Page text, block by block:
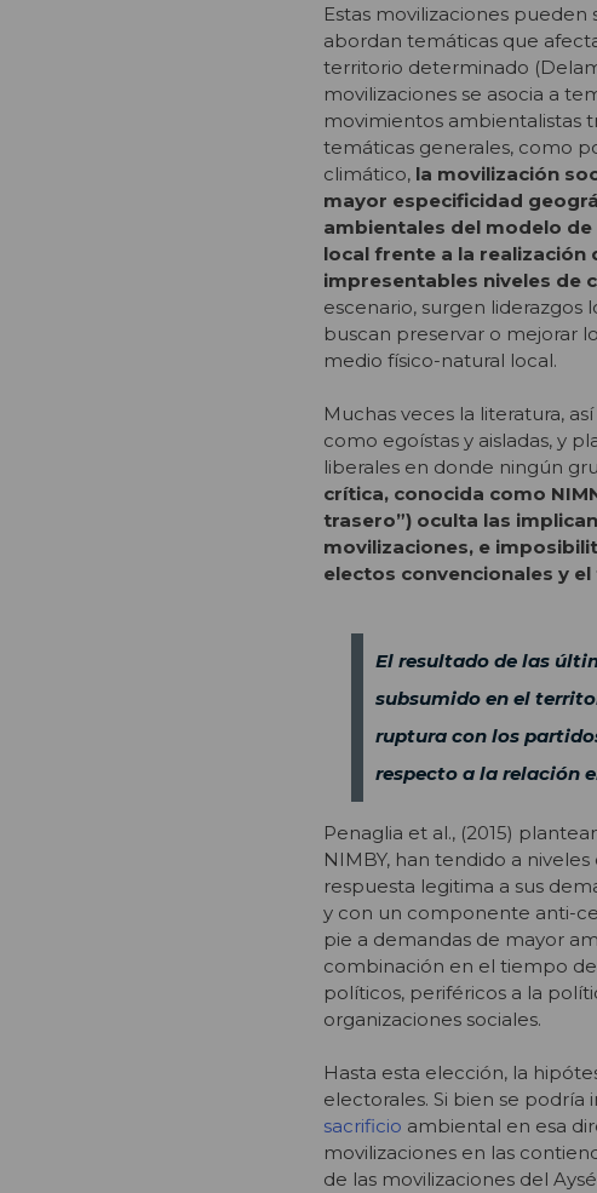
Estas movilizaciones
abordan temáticas que
territorio determinado
movilizaciones se asocia a
movimientos ambientalistas
temáticas generales, como
climático, la movilización
mayor especificidad
ambientales del modelo
local frente a la
impresentables niveles de
escenario, surgen liderazgos
buscan preservar o mejorar
medio físico-natural local.
Muchas veces la literatura,
como egoístas y aisladas, y
liberales en donde ningún
crítica, conocida como
trasero”) oculta las
movilizaciones, e
electos convencionales y
El resultado de las
subsumido en el
ruptura con los
respecto a la relación
Penaglia et al., (2015)
NIMBY, han tendido a
respuesta legitima a sus
y con un componente anti-
pie a demandas de mayor
combinación en el tiempo
políticos, periféricos a la
organizaciones sociales.
Hasta esta elección, la
electorales. Si bien se
sacrificio ambiental en esa
movilizaciones en las
de las movilizaciones del